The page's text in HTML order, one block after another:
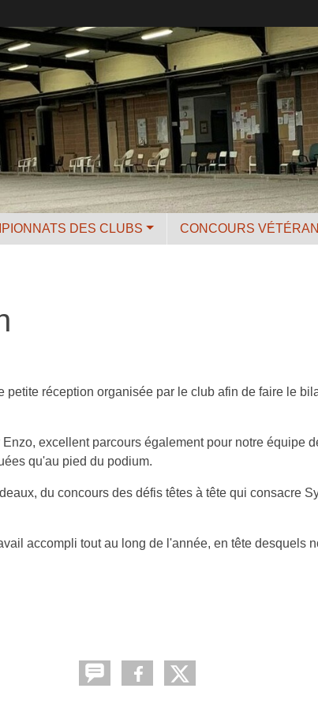
DES CLUBS CONCOURS
réception organisée par le club afin de faire le
excellent parcours également pour notre équipe
qu'au pied du podium.
du concours des défis têtes à tête qui consacre
accompli tout au long de l'année, en tête desquels